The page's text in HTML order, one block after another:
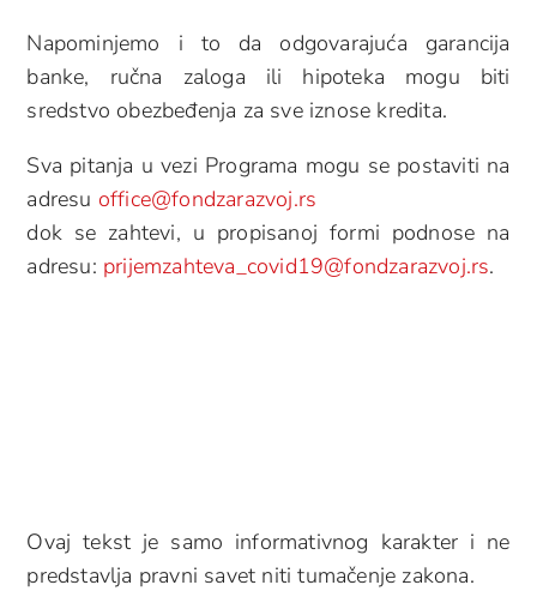
Napominjemo i to da odgovarajuća garancija
banke, ručna zaloga ili hipoteka mogu biti
sredstvo obezbeđenja za sve iznose kredita.
Sva pitanja u vezi Programa mogu se postaviti na
adresu office@fondzarazvoj.rs
dok se zahtevi, u propisanoj formi podnose na
adresu: prijemzahteva_covid19@fondzarazvoj.rs.
Ovaj tekst je samo informativnog karakter i ne
predstavlja pravni savet niti tumačenje zakona.